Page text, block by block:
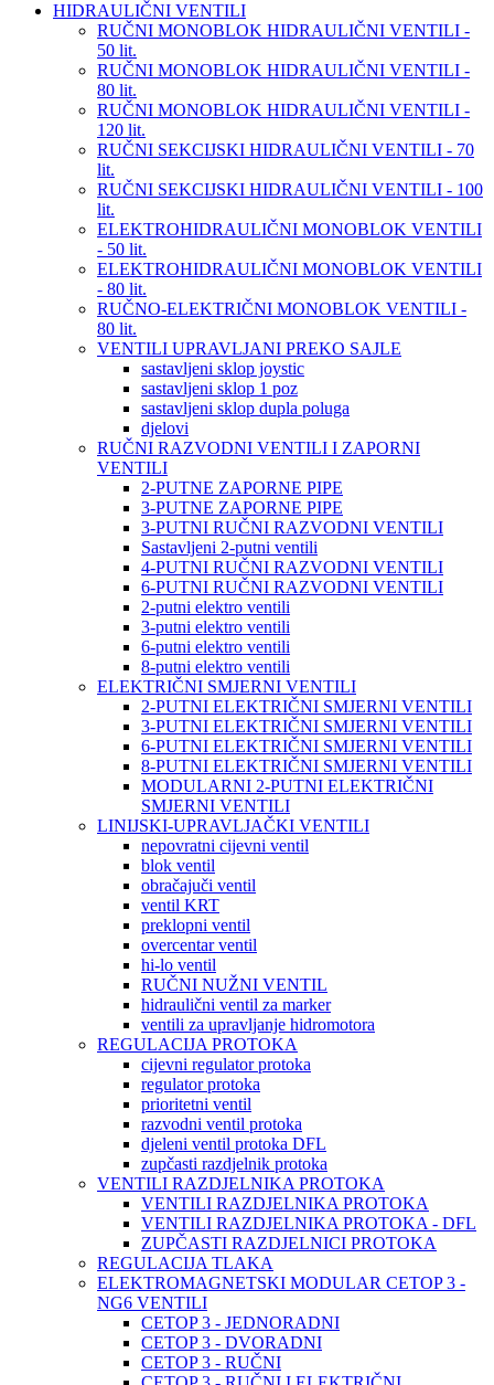
HIDRAULIČNI VENTILI
RUČNI MONOBLOK HIDRAULIČNI VENTILI -
50 lit.
RUČNI MONOBLOK HIDRAULIČNI VENTILI -
80 lit.
RUČNI MONOBLOK HIDRAULIČNI VENTILI -
120 lit.
RUČNI SEKCIJSKI HIDRAULIČNI VENTILI - 70
lit.
RUČNI SEKCIJSKI HIDRAULIČNI VENTILI - 100
lit.
ELEKTROHIDRAULIČNI MONOBLOK VENTILI
- 50 lit.
ELEKTROHIDRAULIČNI MONOBLOK VENTILI
- 80 lit.
RUČNO-ELEKTRIČNI MONOBLOK VENTILI -
80 lit.
VENTILI UPRAVLJANI PREKO SAJLE
sastavljeni sklop joystic
sastavljeni sklop 1 poz
sastavljeni sklop dupla poluga
djelovi
RUČNI RAZVODNI VENTILI I ZAPORNI
VENTILI
2-PUTNE ZAPORNE PIPE
3-PUTNE ZAPORNE PIPE
3-PUTNI RUČNI RAZVODNI VENTILI
Sastavljeni 2-putni ventili
4-PUTNI RUČNI RAZVODNI VENTILI
6-PUTNI RUČNI RAZVODNI VENTILI
2-putni elektro ventili
3-putni elektro ventili
6-putni elektro ventili
8-putni elektro ventili
ELEKTRIČNI SMJERNI VENTILI
2-PUTNI ELEKTRIČNI SMJERNI VENTILI
3-PUTNI ELEKTRIČNI SMJERNI VENTILI
6-PUTNI ELEKTRIČNI SMJERNI VENTILI
8-PUTNI ELEKTRIČNI SMJERNI VENTILI
MODULARNI 2-PUTNI ELEKTRIČNI
SMJERNI VENTILI
LINIJSKI-UPRAVLJAČKI VENTILI
nepovratni cijevni ventil
blok ventil
obračajuči ventil
ventil KRT
preklopni ventil
overcentar ventil
hi-lo ventil
RUČNI NUŽNI VENTIL
hidraulični ventil za marker
ventili za upravljanje hidromotora
REGULACIJA PROTOKA
cijevni regulator protoka
regulator protoka
prioritetni ventil
razvodni ventil protoka
djeleni ventil protoka DFL
zupčasti razdjelnik protoka
VENTILI RAZDJELNIKA PROTOKA
VENTILI RAZDJELNIKA PROTOKA
VENTILI RAZDJELNIKA PROTOKA - DFL
ZUPČASTI RAZDJELNICI PROTOKA
REGULACIJA TLAKA
ELEKTROMAGNETSKI MODULAR CETOP 3 -
NG6 VENTILI
CETOP 3 - JEDNORADNI
CETOP 3 - DVORADNI
CETOP 3 - RUČNI